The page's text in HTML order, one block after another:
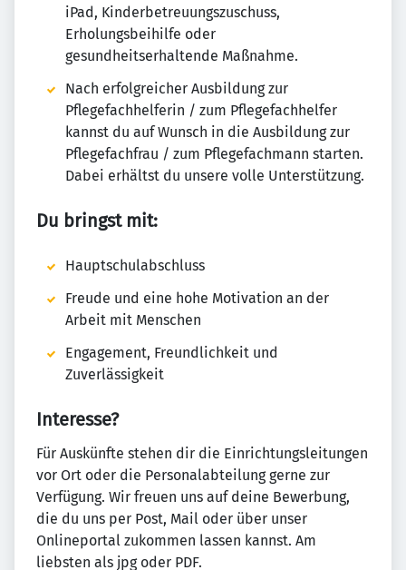
iPad, Kinderbetreuungszuschuss,
Erholungsbeihilfe oder
gesundheitserhaltende Maßnahme.
Nach erfolgreicher Ausbildung zur
Pflegefachhelferin / zum Pflegefachhelfer
kannst du auf Wunsch in die Ausbildung zur
Pflegefachfrau / zum Pflegefachmann starten.
Dabei erhältst du unsere volle Unterstützung.
Du bringst mit:
Hauptschulabschluss
Freude und eine hohe Motivation an der
Arbeit mit Menschen
Engagement, Freundlichkeit und
Zuverlässigkeit
Interesse?
Für Auskünfte stehen dir die Einrichtungsleitungen
vor Ort oder die Personalabteilung gerne zur
Verfügung. Wir freuen uns auf deine Bewerbung,
die du uns per Post, Mail oder über unser
Onlineportal zukommen lassen kannst. Am
liebsten als jpg oder PDF.